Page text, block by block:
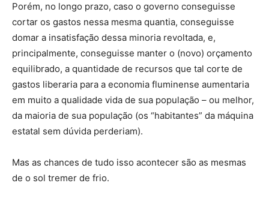
Porém, no longo prazo, caso o governo conseguisse
cortar os gastos nessa mesma quantia, conseguisse
domar a insatisfação dessa minoria revoltada, e,
principalmente, conseguisse manter o (novo) orçamento
equilibrado, a quantidade de recursos que tal corte de
gastos liberaria para a economia fluminense aumentaria
em muito a qualidade vida de sua população – ou melhor,
da maioria de sua população (os “habitantes” da máquina
estatal sem dúvida perderiam).
Mas as chances de tudo isso acontecer são as mesmas
de o sol tremer de frio.